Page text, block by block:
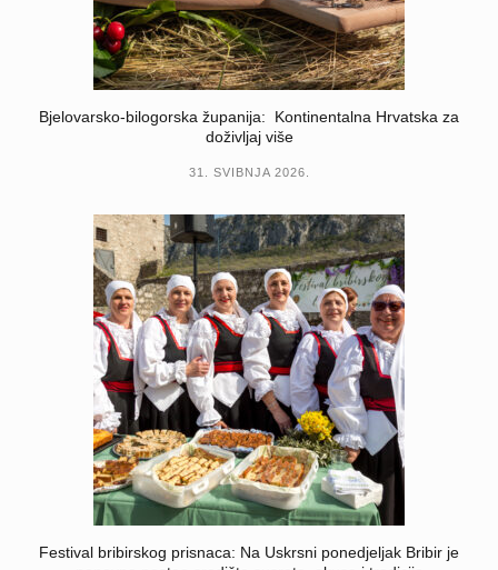
Bjelovarsko-bilogorska županija: Kontinentalna Hrvatska za
doživljaj više
31. SVIBNJA 2026.
Festival bribirskog prisnaca: Na Uskrsni ponedjeljak Bribir je